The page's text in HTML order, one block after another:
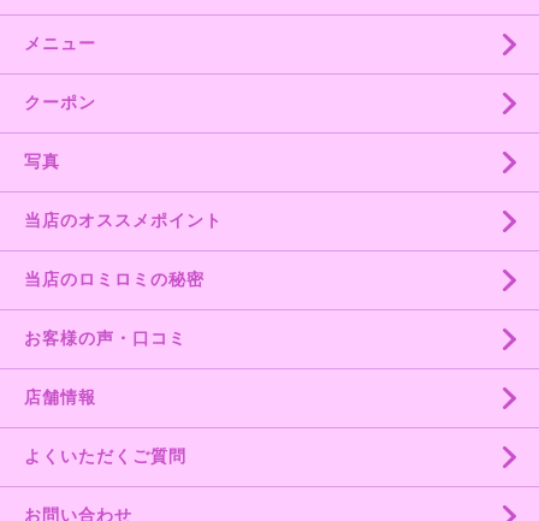
メニュー
クーポン
写真
当店のオススメポイント
当店のロミロミの秘密
お客様の声・口コミ
店舗情報
よくいただくご質問
お問い合わせ